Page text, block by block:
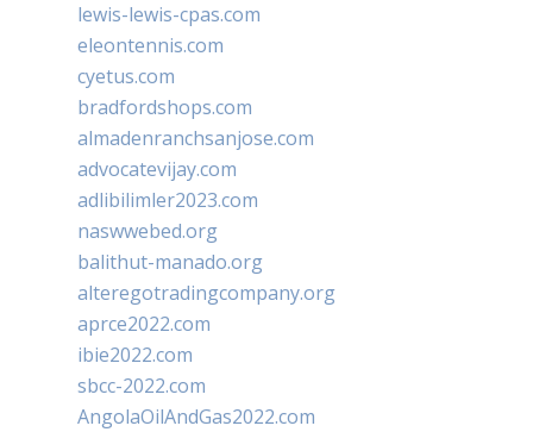
lewis-lewis-cpas.com
eleontennis.com
cyetus.com
bradfordshops.com
almadenranchsanjose.com
advocatevijay.com
adlibilimler2023.com
naswwebed.org
balithut-manado.org
alteregotradingcompany.org
aprce2022.com
ibie2022.com
sbcc-2022.com
AngolaOilAndGas2022.com